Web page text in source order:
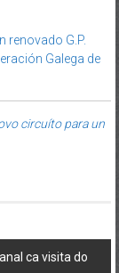
renovado G.P.
Galega de
circuíto para un
ca visita do